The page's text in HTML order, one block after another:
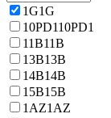
1G1G
10PD110PD1
11B11B
13B13B
14B14B
15B15B
1AZ1AZ